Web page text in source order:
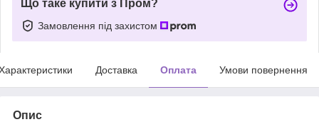
Що таке купити з Пром?
Замовлення під захистом
Доставка Оплата Умови повернення
Опис